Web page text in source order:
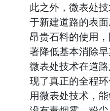
此之外，微表处
于新建道路的表
昂贵石料的使用
著降低基本消除早
微表处技术在道
现了真正的全程
用微表处技术，